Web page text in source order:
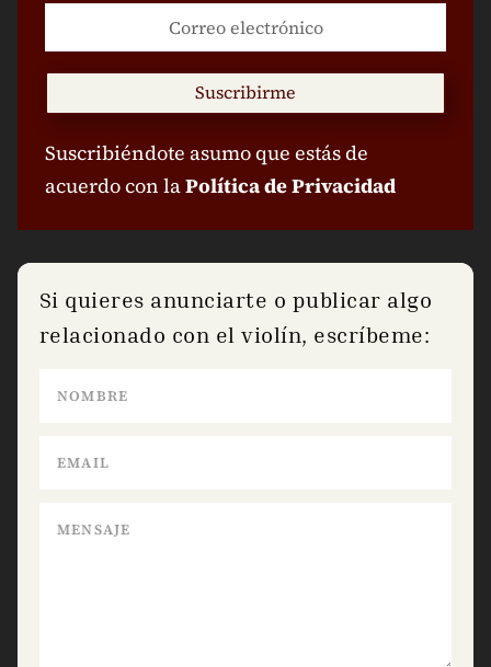
Suscribirme
Suscribiéndote asumo que estás de
acuerdo con laPolítica de Privacidad
Si quieres anunciarte o publicar algo
relacionado con el violín, escríbeme: